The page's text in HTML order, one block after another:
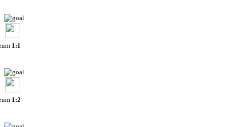
1:1
1:2